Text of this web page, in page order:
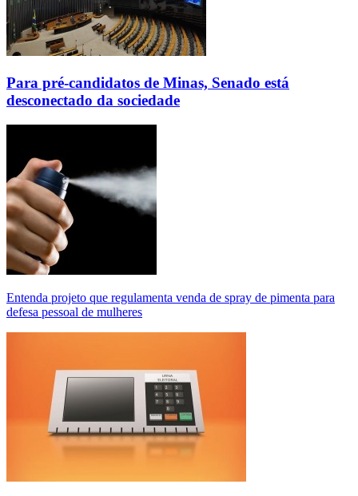
Para pré-candidatos de Minas, Senado está
desconectado da sociedade
Entenda projeto que regulamenta venda de spray de pimenta para
defesa pessoal de mulheres